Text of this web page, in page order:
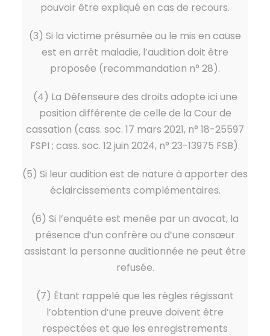
pouvoir être expliqué en cas de recours.
(3) Si la victime présumée ou le mis en cause
est en arrêt maladie, l’audition doit être
proposée (recommandation n° 28).
(4) La Défenseure des droits adopte ici une
position différente de celle de la Cour de
cassation (cass. soc. 17 mars 2021, n° 18-25597
FSPI ; cass. soc. 12 juin 2024, n° 23-13975 FSB).
(5) Si leur audition est de nature à apporter des
éclaircissements complémentaires.
(6) Si l’enquête est menée par un avocat, la
présence d’un confrère ou d’une consœur
assistant la personne auditionnée ne peut être
refusée.
(7) Étant rappelé que les règles régissant
l’obtention d’une preuve doivent être
respectées et que les enregistrements